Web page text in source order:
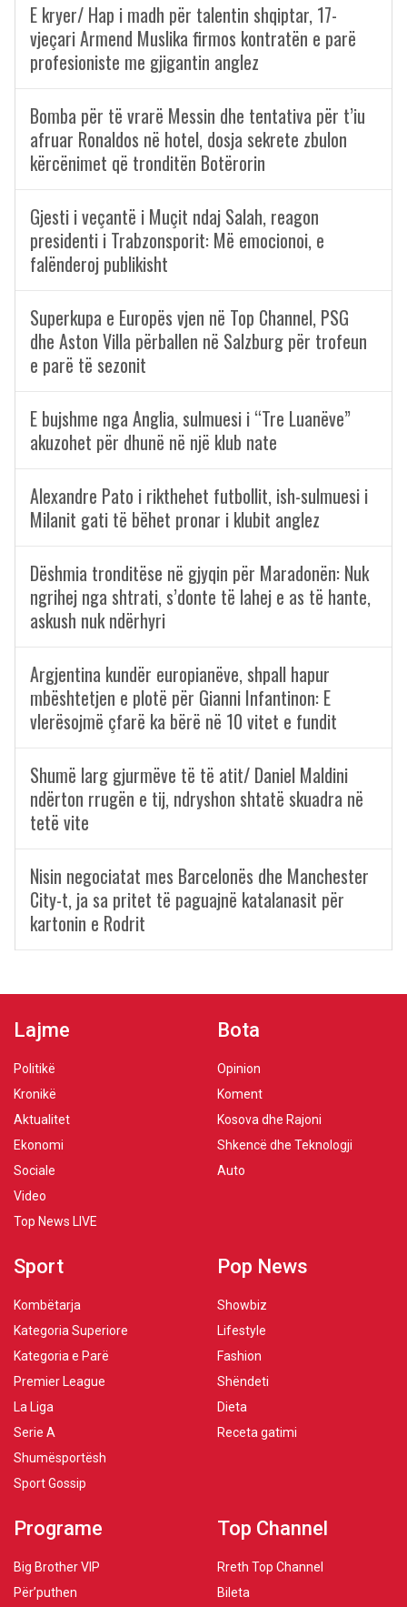
E kryer/ Hap i madh për talentin shqiptar, 17-
vjeçari Armend Muslika firmos kontratën e parë
profesioniste me gjigantin anglez
Bomba për të vrarë Messin dhe tentativa për t’iu
afruar Ronaldos në hotel, dosja sekrete zbulon
kërcënimet që tronditën Botërorin
Gjesti i veçantë i Muçit ndaj Salah, reagon
presidenti i Trabzonsporit: Më emocionoi, e
falënderoj publikisht
Superkupa e Europës vjen në Top Channel, PSG
dhe Aston Villa përballen në Salzburg për trofeun
e parë të sezonit
E bujshme nga Anglia, sulmuesi i “Tre Luanëve”
akuzohet për dhunë në një klub nate
Alexandre Pato i rikthehet futbollit, ish-sulmuesi i
Milanit gati të bëhet pronar i klubit anglez
Dëshmia tronditëse në gjyqin për Maradonën: Nuk
ngrihej nga shtrati, s’donte të lahej e as të hante,
askush nuk ndërhyri
Argjentina kundër europianëve, shpall hapur
mbështetjen e plotë për Gianni Infantinon: E
vlerësojmë çfarë ka bërë në 10 vitet e fundit
Shumë larg gjurmëve të të atit/ Daniel Maldini
ndërton rrugën e tij, ndryshon shtatë skuadra në
tetë vite
Nisin negociatat mes Barcelonës dhe Manchester
City-t, ja sa pritet të paguajnë katalanasit për
kartonin e Rodrit
Lajme
Politikë
Kronikë
Aktualitet
Ekonomi
Sociale
Video
Top News LIVE
Bota
Opinion
Koment
Kosova dhe Rajoni
Shkencë dhe Teknologji
Auto
Sport
Kombëtarja
Kategoria Superiore
Kategoria e Parë
Premier League
La Liga
Serie A
Shumësportësh
Sport Gossip
Pop News
Showbiz
Lifestyle
Fashion
Shëndeti
Dieta
Receta gatimi
Programe
Big Brother VIP
Për’puthen
Top Channel
Rreth Top Channel
Bileta